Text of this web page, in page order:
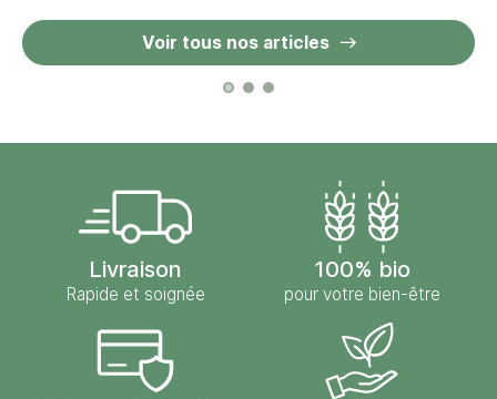
Voir tous nos articles
Livraison
Rapide et soignée
100% bio
pour votre bien-être